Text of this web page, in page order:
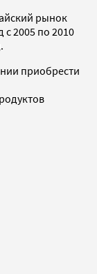
рынок
2005 по 2010
приобрести